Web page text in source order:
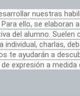
nuestras
ello, se elaboran
del alumno. Suelen
individual, charlas,
te ayudarán a
expresión a medida